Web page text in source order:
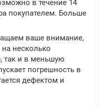
в течение 14
покупателем. Больше
ваше внимание,
несколько
так и в меньшую
погрешность в
дефектом и